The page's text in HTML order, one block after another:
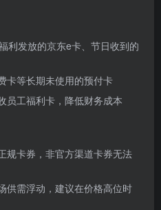
利发放的京东e卡、节日收到的
卡等长期未使用的预付卡
员工福利卡，降低财务成本
规卡券，非官方渠道卡券无法
供需浮动，建议在价格高位时